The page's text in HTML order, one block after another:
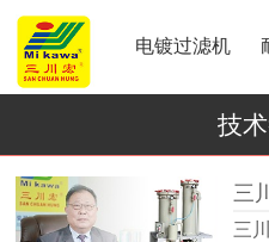
电镀过滤机
技
三